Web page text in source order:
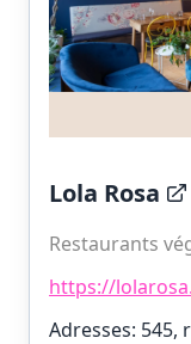
Lola Rosa
Restaurants
https://
Adresses: 545,